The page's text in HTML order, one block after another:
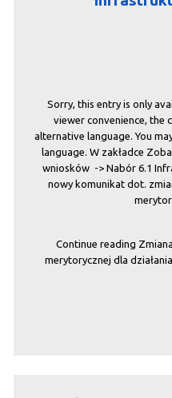
Sorry, this entry is only
viewer convenience, the
alternative language. You
language. W zakładce
wniosków -> Nabór 6.1
nowy komunikat dot.
Continue reading
merytorycznej dla